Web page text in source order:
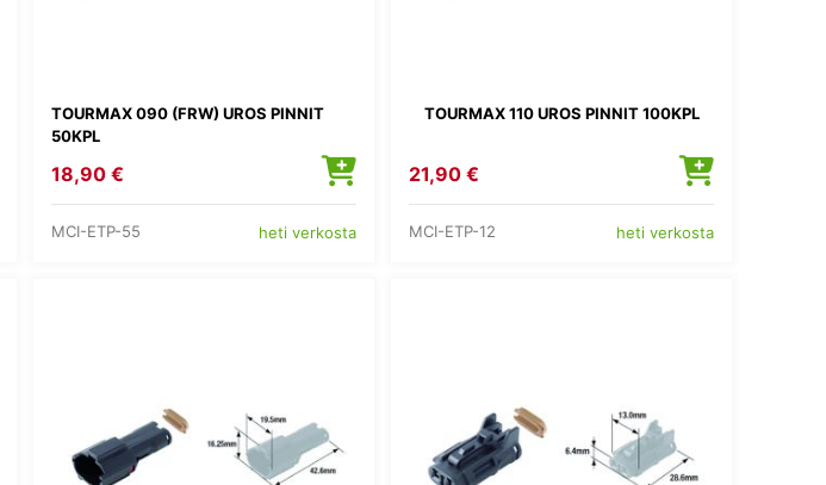
TOURMAX 090 (FRW) UROS PINNIT
50KPL
18,90 €
MCI-ETP-55 heti verkosta
TOURMAX 110 UROS PINNIT 100KPL
21,90 €
MCI-ETP-12 heti verkosta